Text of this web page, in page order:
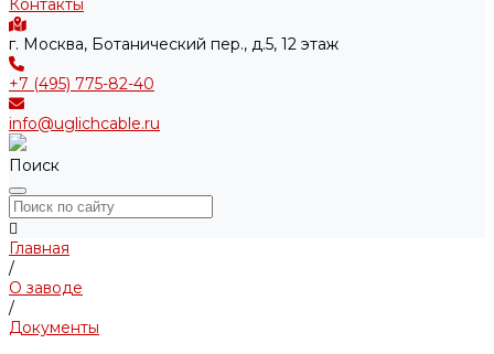
Контакты
г. Москва, Ботанический пер., д.5, 12 этаж
+7 (495) 775-82-40
info@uglichcable.ru
Поиск
Главная
/
О заводе
/
Документы